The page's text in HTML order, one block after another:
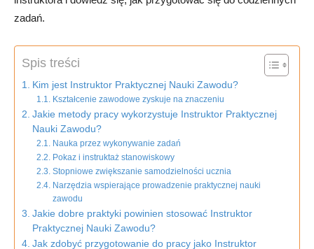
zadań.
Spis treści
Kim jest Instruktor Praktycznej Nauki Zawodu?
Kształcenie zawodowe zyskuje na znaczeniu
Jakie metody pracy wykorzystuje Instruktor Praktycznej
Nauki Zawodu?
Nauka przez wykonywanie zadań
Pokaz i instruktaż stanowiskowy
Stopniowe zwiększanie samodzielności ucznia
Narzędzia wspierające prowadzenie praktycznej nauki
zawodu
Jakie dobre praktyki powinien stosować Instruktor
Praktycznej Nauki Zawodu?
Jak zdobyć przygotowanie do pracy jako Instruktor